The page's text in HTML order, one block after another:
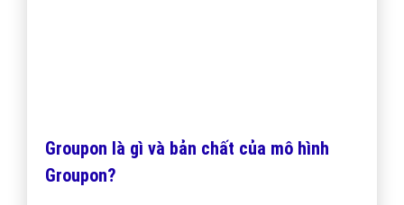
Groupon là gì và bản chất của mô hình
Groupon?